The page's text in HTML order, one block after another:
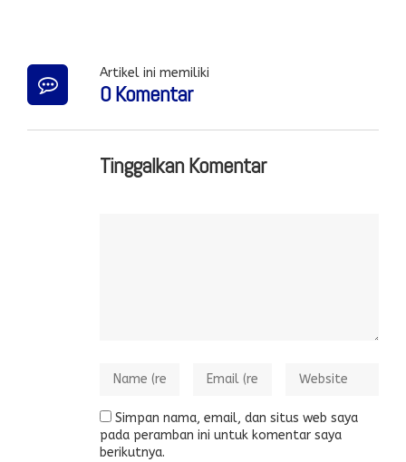
Artikel ini memiliki
0 Komentar
Tinggalkan Komentar
Simpan nama, email, dan situs web saya
pada peramban ini untuk komentar saya
berikutnya.